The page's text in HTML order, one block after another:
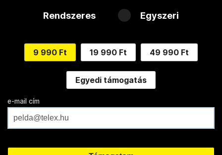
Rendszeres Egyszeri
9 990 Ft 19 990 Ft 49 990 Ft
Egyedi támogatás
e-mail cím